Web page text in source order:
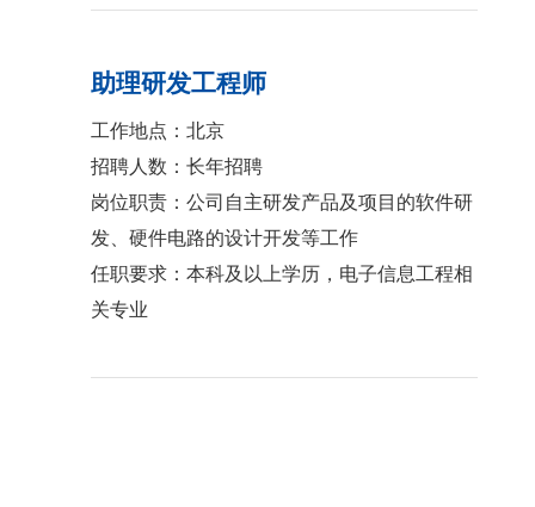
助理研发工程师
工作地点：北京
招聘人数：长年招聘
岗位职责：公司自主研发产品及项目的软件研
发、硬件电路的设计开发等工作
任职要求：本科及以上学历，电子信息工程相
关专业